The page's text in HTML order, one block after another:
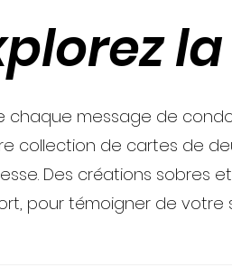
chaque message de
collection de cartes de
Des créations sobres
pour témoigner de votre